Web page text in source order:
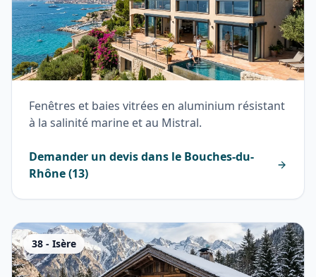
Fenêtres et baies vitrées en aluminium résistant
à la salinité marine et au Mistral.
Demander un devis dans le Bouches-du-
Rhône(13)
38 - Isère